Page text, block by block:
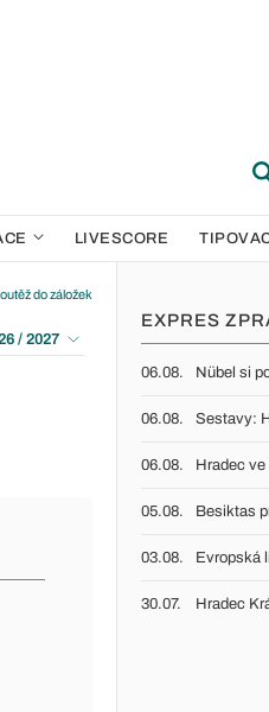
LIVESCORE
do záložek
/ 2027
EXPRES
06.08. Nübel si
06.08. Sestavy:
06.08. Hradec
05.08. Besiktas
03.08. Evropská
30.07. Hradec